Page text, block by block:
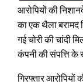
आरोपियों की
का एक थैला बरामद
गई चोरी की चांदी
कंपनी की संपत्ति के
गिरफ्तार